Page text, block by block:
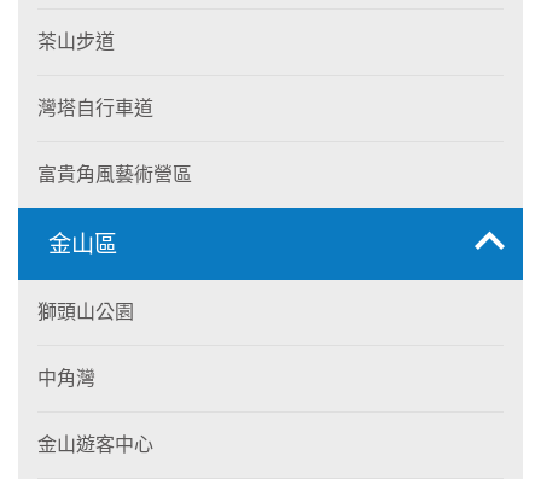
茶山步道
灣塔自行車道
富貴角風藝術營區
金山區
獅頭山公園
中角灣
金山遊客中心